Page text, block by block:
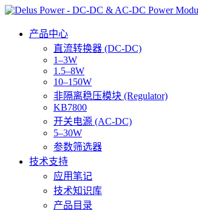
产品中心
直流转换器 (DC-DC)
1–3W
1.5–8W
10–150W
非隔离稳压模块 (Regulator)
KB7800
开关电源 (AC-DC)
5–30W
参数筛选器
技术支持
应用笔记
技术知识库
产品目录